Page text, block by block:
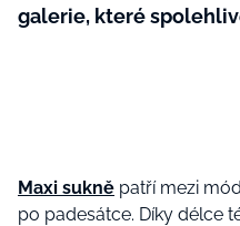
galerie, které
Maxi sukně patří mezi
po padesátce. Díky délce